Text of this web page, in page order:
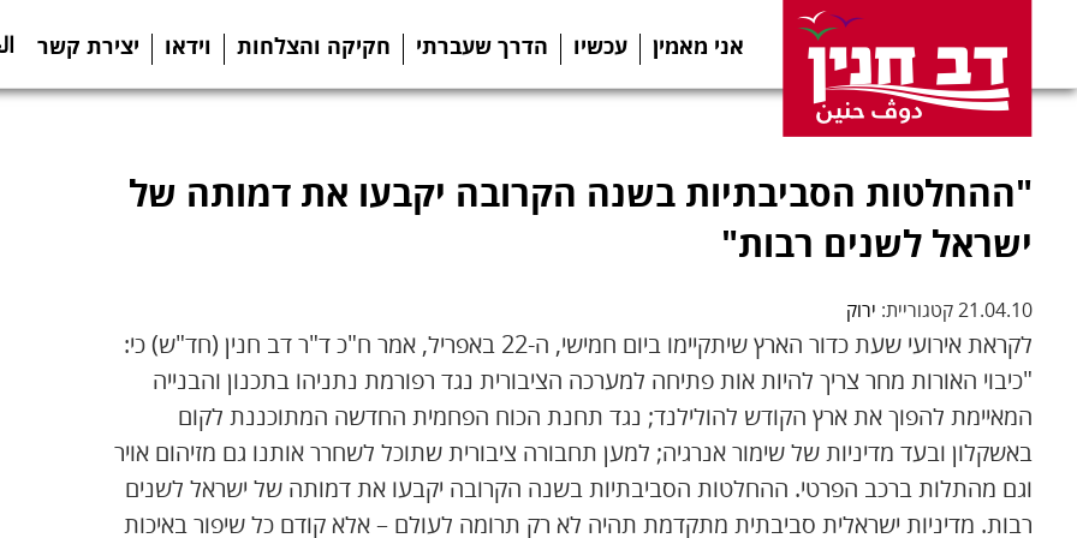
אני מאמין עכשיו הדרך שעברתי חקיקה והצלחות וידאו יצירת קשר
"ההחלטות הסביבתיות בשנה הקרובה יקבעו את דמותה של
ישראל לשנים רבות"
21.04.10 קטגוריית: ירוק
לקראת אירועי שעת כדור הארץ שיתקיימו ביום חמישי, ה-22 באפריל, אמר ח"כ ד"ר דב חנין (חד"ש) כי:
"כיבוי האורות מחר צריך להיות אות פתיחה למערכה הציבורית נגד רפורמת נתניהו בתכנון והבנייה
המאיימת להפוך את ארץ הקודש להולילנד; נגד תחנת הכוח הפחמית החדשה המתוכננת לקום
באשקלון ובעד מדיניות של שימור אנרגיה; למען תחבורה ציבורית שתוכל לשחרר אותנו גם מזיהום אויר
וגם מהתלות ברכב הפרטי. ההחלטות הסביבתיות בשנה הקרובה יקבעו את דמותה של ישראל לשנים
רבות. מדיניות ישראלית סביבתית מתקדמת תהיה לא רק תרומה לעולם – אלא קודם כל שיפור באיכות